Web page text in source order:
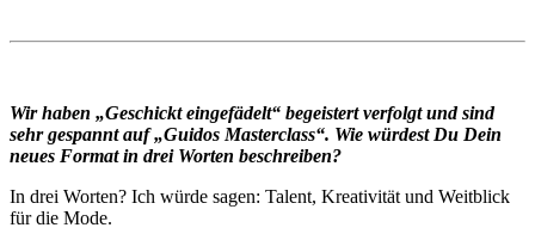
Wir haben „Geschickt eingefädelt“ begeistert verfolgt und sind
sehr gespannt auf „Guidos Masterclass“. Wie würdest Du Dein
neues Format in drei Worten beschreiben?
In drei Worten? Ich würde sagen: Talent, Kreativität und Weitblick
für die Mode.